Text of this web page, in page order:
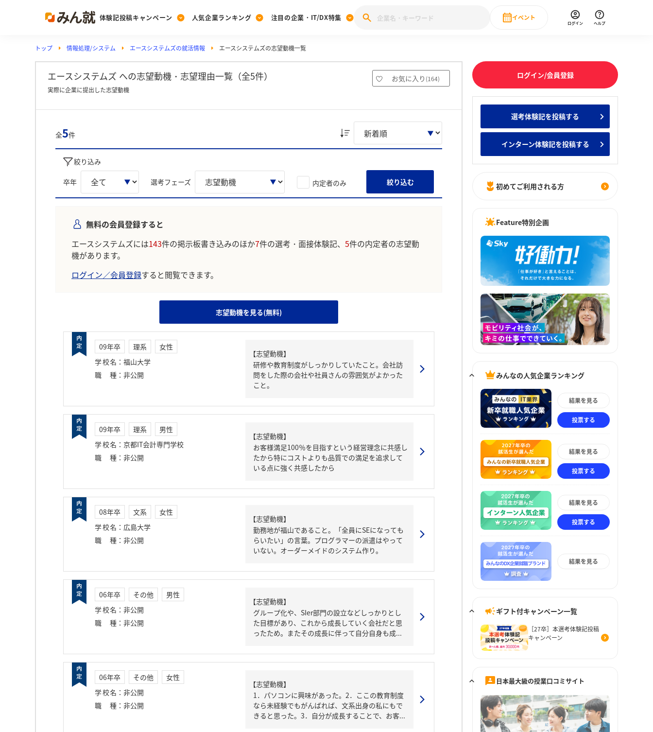
体験記投稿キャンペーン
Post
投稿する
[27卒] 本選考体験記投稿キャンペーン
人気企業ランキング
Ranking
ランキングを見る
みんなのDX企業就職ブランド調査
Vote みんなの新卒就職人気企業ランキング みんなのインターン人気企業ランキ
注目の企業・IT/DX特集
PickUp
注目の企業特集
28卒 IT・DX現場社員インタビュー
イベント
直近のイベント一覧
ログイン ヘルプ
トップ 情報処理/システム エースシステムズの就活情報 エースシステムズの志望動機一覧
エースシステムズ への志望動機・志望理由一覧（全5件） お気に入り (164)
実際に企業に提出した志望動機
全5件
絞り込み
卒年 選考フェーズ 内定者のみ 絞り込む
無料の会員登録すると
エースシステムズには143件の掲示板書き込みのほか7件の選考・面接体験記、 5件の内定者の志望動
機があります。
ログイン／会員登録すると閲覧できます。
志望動機を見る(無料)
09年卒 理系
女性
学校名 ： 福山大学
職種 ： 非公開
【志望動機】
研修や教育制度がしっかりしていたこと。会社訪
問をした際の会社や社員さんの雰囲気がよかった
こと。
09年卒 理系
男性
学校名 ： 京都IT会計専門学校
職種 ： 非公開
【志望動機】
お客様満足100％を目指すという経営理念に共感し
たから特にコストよりも品質での満足を追求して
いる点に強く共感したから
08年卒 文系
女性
学校名 ： 広島大学
職種 ： 非公開
【志望動機】
勤務地が福山であること。「全員にSEになっても
らいたい」の言葉。プログラマーの派遣はやって
いない。オーダーメイドのシステム作り。
06年卒 その他
男性
学校名 ： 非公開
職種 ： 非公開
【志望動機】
グループ化や、SIer部門の設立などしっかりとし
た目標があり、これから成長していく会社だと思
ったため。またその成長に伴って自分自身も成...
06年卒 その他
女性
学校名 ： 非公開
職種 ： 非公開
【志望動機】
1．パソコンに興味があった。2．ここの教育制度
なら未経験でもがんばれば、文系出身の私にもで
きると思った。3．自分が成長することで、お客...
ログイン/会員登録
選考体験記を投稿する
インターン体験記を投稿する
初めてご利用される方
Feature特別企画
みんなの人気企業ランキング
結果を見る
投票する
結果を見る
投票する
結果を見る
投票する
結果を見る
ギフト付キャンペーン一覧
［27卒］本選考体験記投稿
キャンペーン
日本最大級の授業口コミサイト